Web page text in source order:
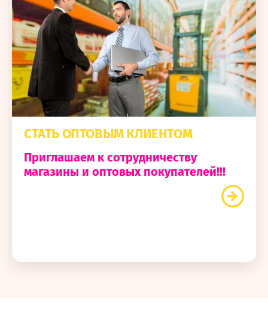
СТАТЬ ОПТОВЫМ КЛИЕНТОМ
Приглашаем к сотрудничеству
магазины и оптовых покупателей!!!